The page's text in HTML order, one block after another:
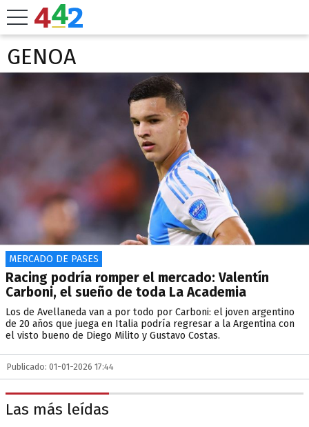
GENOA
MERCADO DE PASES
Racing podría romper el mercado: Valentín
Carboni, el sueño de toda La Academia
Los de Avellaneda van a por todo por Carboni: el joven argentino
de 20 años que juega en Italia podría regresar a la Argentina con
el visto bueno de Diego Milito y Gustavo Costas.
Publicado: 01-01-2026 17:44
Las más leídas